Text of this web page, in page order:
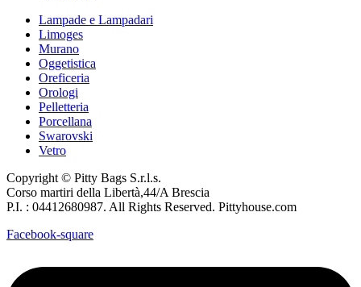
Lampade e Lampadari
Limoges
Murano
Oggetistica
Oreficeria
Orologi
Pelletteria
Porcellana
Swarovski
Vetro
Copyright © Pitty Bags S.r.l.s.
Corso martiri della Libertà,44/A Brescia
P.I. : 04412680987. All Rights Reserved. Pittyhouse.com
Facebook-square